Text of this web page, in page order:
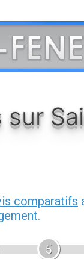
comparatifs
5